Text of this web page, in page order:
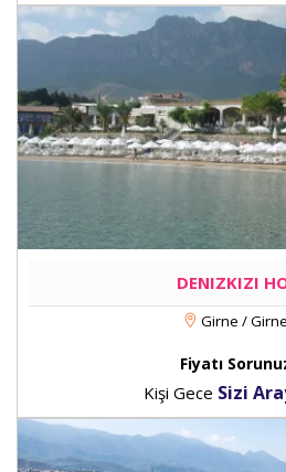
DENIZKIZI
Girne / Girne
Fiyatı
Kişi Gece Sizi